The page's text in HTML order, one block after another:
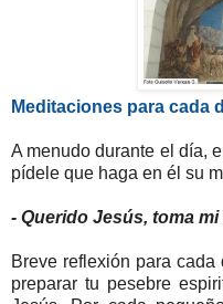
Meditaciones para cada
A menudo durante el día,
pídele que haga en él su
- Querido Jesús, toma
Breve reflexión para
preparar tu pesebre